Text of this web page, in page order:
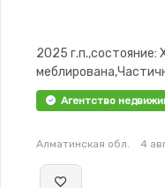
2025
Агентство
Алматинская обл. 4